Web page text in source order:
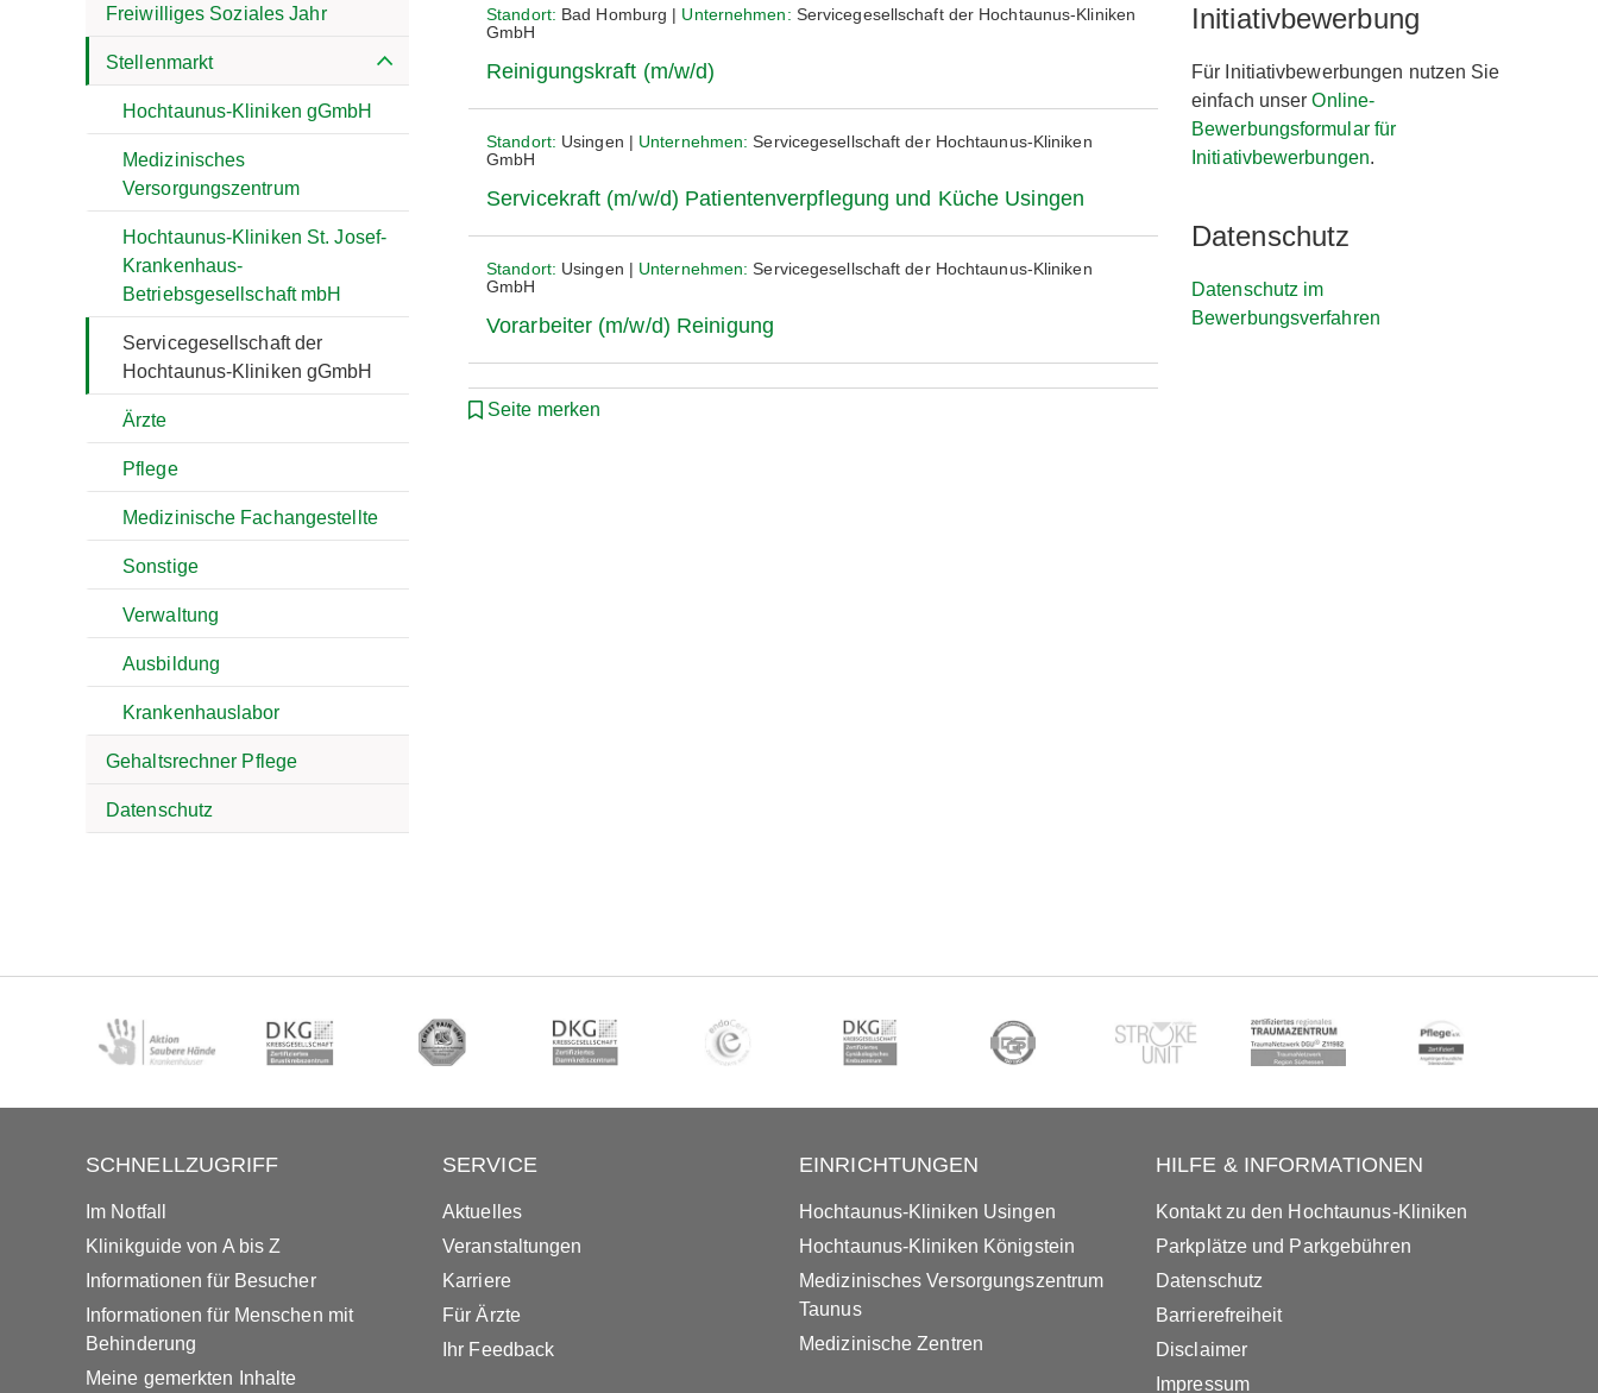
Freiwilliges Soziales Jahr
Stellenmarkt
Hochtaunus-Kliniken gGmbH
Medizinisches
Versorgungszentrum
Hochtaunus-Kliniken St. Josef-
Krankenhaus-
Betriebsgesellschaft mbH
Servicegesellschaft der
Hochtaunus-Kliniken gGmbH
Ärzte
Pflege
Medizinische Fachangestellte
Sonstige
Verwaltung
Ausbildung
Krankenhauslabor
Gehaltsrechner Pflege
Datenschutz
Standort: Bad Homburg | Unternehmen: Servicegesellschaft der Hochtaunus-Kliniken
GmbH
Reinigungskraft (m/w/d)
Standort: Usingen | Unternehmen: Servicegesellschaft der Hochtaunus-Kliniken
GmbH
Servicekraft (m/w/d) Patientenverpflegung und Küche Usingen
Standort: Usingen | Unternehmen: Servicegesellschaft der Hochtaunus-Kliniken
GmbH
Vorarbeiter (m/w/d) Reinigung
Seite merken
Initiativbewerbung
Für Initiativbewerbungen nutzen Sie
einfach unserOnline-
Bewerbungsformular für
Initiativbewerbungen.
Datenschutz
Datenschutz im
Bewerbungsverfahren
SCHNELLZUGRIFF
Im Notfall
Klinikguide von A bis Z
Informationen für Besucher
Informationen für Menschen mit
Behinderung
Meine gemerkten Inhalte
SERVICE
Aktuelles
Veranstaltungen
Karriere
Für Ärzte
Ihr Feedback
EINRICHTUNGEN
Hochtaunus-Kliniken Usingen
Hochtaunus-Kliniken Königstein
Medizinisches Versorgungszentrum
Taunus
Medizinische Zentren
HILFE & INFORMATIONEN
Kontakt zu den Hochtaunus-Kliniken
Parkplätze und Parkgebühren
Datenschutz
Barrierefreiheit
Disclaimer
Impressum